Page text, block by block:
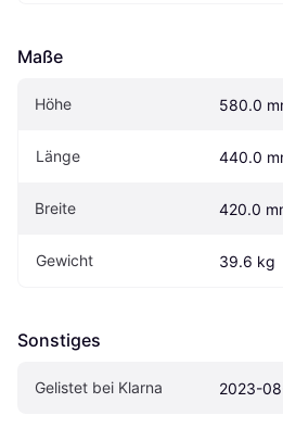
Maße
Höhe 580.0
Länge 440.0
Breite 420.0
Gewicht 39.6 kg
Sonstiges
Gelistet bei Klarna 2023-